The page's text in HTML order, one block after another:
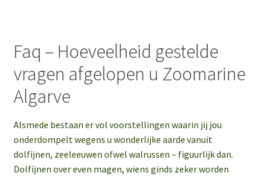
Faq – Hoeveelheid gestelde
vragen afgelopen u Zoomarine
Algarve
Alsmede bestaan er vol voorstellingen waarin jij jou
onderdompelt wegens u wonderlijke aarde vanuit
dolfijnen, zeeleeuwen ofwel walrussen – figuurlijk dan.
Dolfijnen over even magen, wiens ginds zeker worden